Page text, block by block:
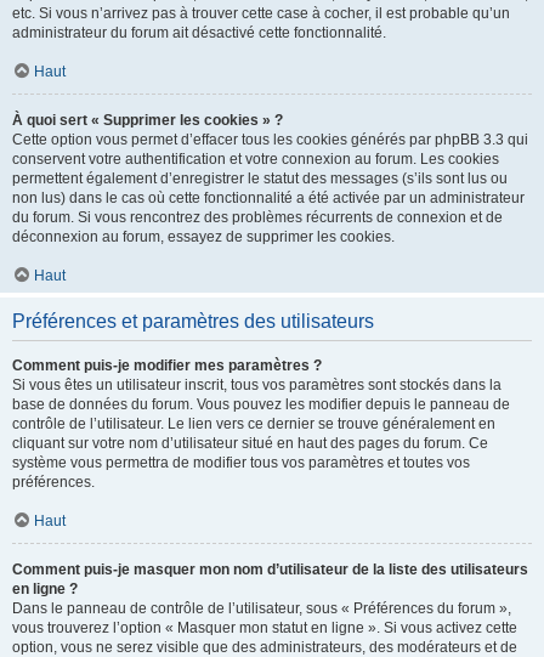
etc. Si vous n’arrivez pas à trouver cette case à cocher, il est probable qu’un
administrateur du forum ait désactivé cette fonctionnalité.
Haut
À quoi sert « Supprimer les cookies » ?
Cette option vous permet d’effacer tous les cookies générés par phpBB 3.3 qui
conservent votre authentification et votre connexion au forum. Les cookies
permettent également d’enregistrer le statut des messages (s’ils sont lus ou
non lus) dans le cas où cette fonctionnalité a été activée par un administrateur
du forum. Si vous rencontrez des problèmes récurrents de connexion et de
déconnexion au forum, essayez de supprimer les cookies.
Haut
Préférences et paramètres des utilisateurs
Comment puis-je modifier mes paramètres ?
Si vous êtes un utilisateur inscrit, tous vos paramètres sont stockés dans la
base de données du forum. Vous pouvez les modifier depuis le panneau de
contrôle de l’utilisateur. Le lien vers ce dernier se trouve généralement en
cliquant sur votre nom d’utilisateur situé en haut des pages du forum. Ce
système vous permettra de modifier tous vos paramètres et toutes vos
préférences.
Haut
Comment puis-je masquer mon nom d’utilisateur de la liste des utilisateurs
en ligne ?
Dans le panneau de contrôle de l’utilisateur, sous « Préférences du forum »,
vous trouverez l’option « Masquer mon statut en ligne ». Si vous activez cette
option, vous ne serez visible que des administrateurs, des modérateurs et de